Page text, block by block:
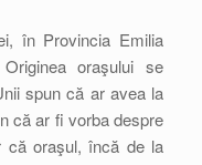
în Provincia Emilia
oraşului se
spun că ar avea la
că ar fi vorba despre
oraşul, încă de la